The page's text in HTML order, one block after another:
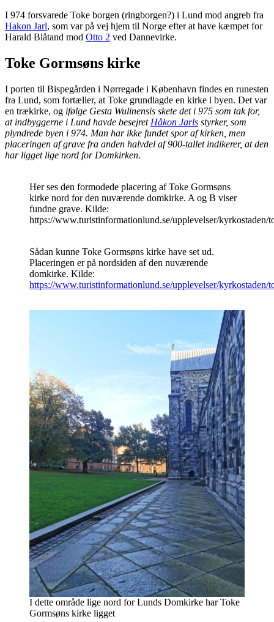
I 974 forsvarede Toke borgen (ringborgen?) i Lund mod angreb fra
Hakon Jarl, som var på vej hjem til Norge efter at have kæmpet for
Harald Blåtand mod Otto 2 ved Dannevirke.
Toke Gormsøns kirke
I porten til Bispegården i Nørregade i København findes en runesten
fra Lund, som fortæller, at Toke grundlagde en kirke i byen. Det var
en trækirke, og ifølge Gesta Wulinensis skete det i 975 som tak for,
at indbyggerne i Lund havde besejret Håkon Jarls styrker, som
plyndrede byen i 974. Man har ikke fundet spor af kirken, men
placeringen af grave fra anden halvdel af 900-tallet indikerer, at den
har ligget lige nord for Domkirken.
Her ses den formodede placering af Toke Gormsøns
kirke nord for den nuværende domkirke. A og B viser
fundne grave. Kilde:
https://www.turistinformationlund.se/upplevelser/kyrkostaden/
Sådan kunne Toke Gormsøns kirke have set ud.
Placeringen er på nordsiden af den nuværende
domkirke. Kilde:
https://www.turistinformationlund.se/upplevelser/kyrkostaden/
I dette område lige nord for Lunds Domkirke har Toke
Gormsøns kirke ligget